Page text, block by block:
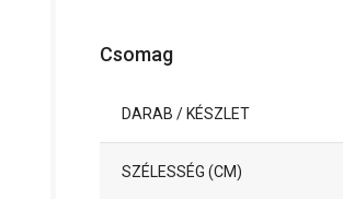
Csomag
DARAB / KÉSZLET
SZÉLESSÉG (CM)